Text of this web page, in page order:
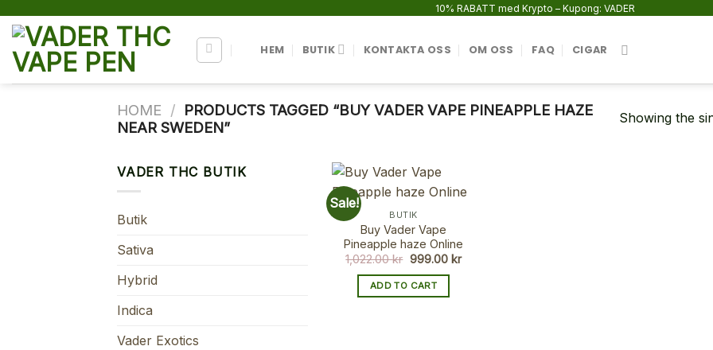
content
10% RABATT med Krypto – Kupong: VADER
HEM BUTIK KONTAKTA OSS OM OSS FAQ CIGAR
HOME / PRODUCTS TAGGED “BUY VADER VAPE PINEAPPLE HAZE
NEAR SWEDEN”
Showing the
VADER THC BUTIK
Butik
Sativa
Hybrid
Indica
Vader Exotics
Sale!
BUTIK
Buy Vader Vape
Pineapple haze Online
1,022.00kr Original
was:
1,022.00 kr.
999.00 krCurrent
ADD TO CART